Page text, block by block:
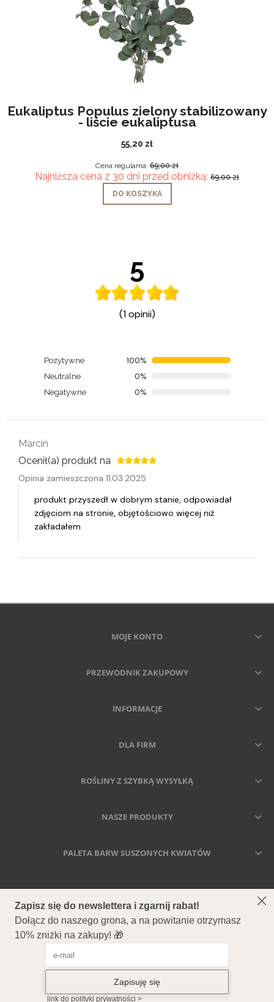
Eukaliptus Populus zielony stabilizowany
- liście eukaliptusa
55,20 zł
Cena regularna: 69,00 zł
Najniższa cena z 30 dni przed obniżką: 69,00 zł
DO KOSZYKA
5
(1 opinii)
Pozytywne 100%
Neutralne 0%
Negatywne 0%
Marcin
Ocenił(a) produkt na
Opinia zamieszczona 11.03.2025
produkt przyszedł w dobrym stanie, odpowiadał
zdjęciom na stronie, objętościowo więcej niż
zakładałem
MOJE KONTO
PRZEWODNIK ZAKUPOWY
INFORMACJE
DLA FIRM
ROŚLINY Z SZYBKĄ WYSYŁKĄ
NASZE PRODUKTY
PALETA BARW SUSZONYCH KWIATÓW
Secca - Suszone kwiaty i trawy
ul. Ostrowska 557, 61-324 Poznań NIP: 7822886134 REGON:
386817220 Nr rejestracyjny BDO: 000522059
Copyright © 2026 Secca. All Rights Reserved.
POKAŻ PEŁNĄ WERSJĘ STRONY